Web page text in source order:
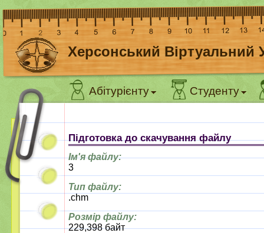
Херсонський Віртуальний
Абітурієнту Студенту
Підготовка до скачування файлу
Ім'я файлу:
3
Тип файлу:
.chm
Розмір файлу:
229,398 байт